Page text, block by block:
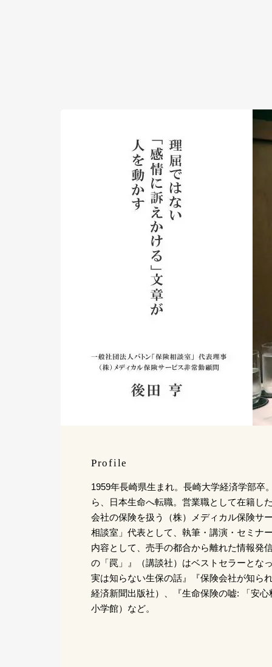
Profile
1959年長崎県生まれ。長崎大学経済学部卒
ら、日本生命へ転職。営業職として在籍し
会社の保険を扱う（株）メディカル保険サ
相談室」代表として、執筆・講演・セミナ
内容として、売手の都合から離れた情報発
の「罠」』（講談社）はベストセラーとな
実は知らない生保の話』『保険会社が知ら
経済新聞出版社）、『生命保険の嘘: 「安
小学館）など。